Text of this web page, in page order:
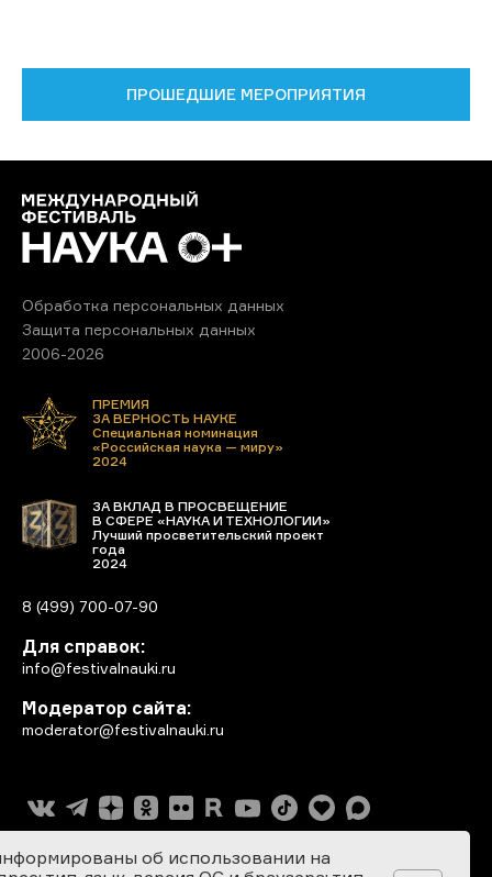
ПРОШЕДШИЕ МЕРОПРИЯТИЯ
Обработка персональных данных
Защита персональных данных
2006-2026
ПРЕМИЯ
ЗА ВЕРНОСТЬ НАУКЕ
Специальная номинация
«Российская наука — миру»
2024
ЗА ВКЛАД В ПРОСВЕЩЕНИЕ
В СФЕРЕ «НАУКА И ТЕХНОЛОГИИ»
Лучший просветительский проект
года
2024
8 (499) 700-07-90
Для справок:
info@festivalnauki.ru
Модератор сайта:
moderator@festivalnauki.ru
об использовании на